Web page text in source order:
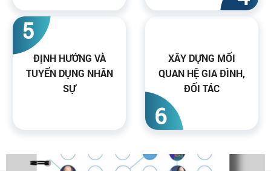
ĐỊNH HƯỚNG VÀ
TUYỂN DỤNG NHÂN
SỰ
5
XÂY DỰNG MỐI
QUAN HỆ GIA ĐÌNH,
ĐỐI TÁC
6